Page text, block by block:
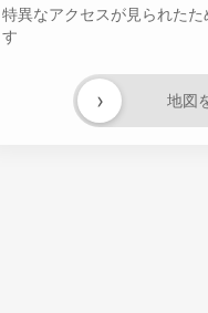
特異なアクセスが見られた
す
地図
›